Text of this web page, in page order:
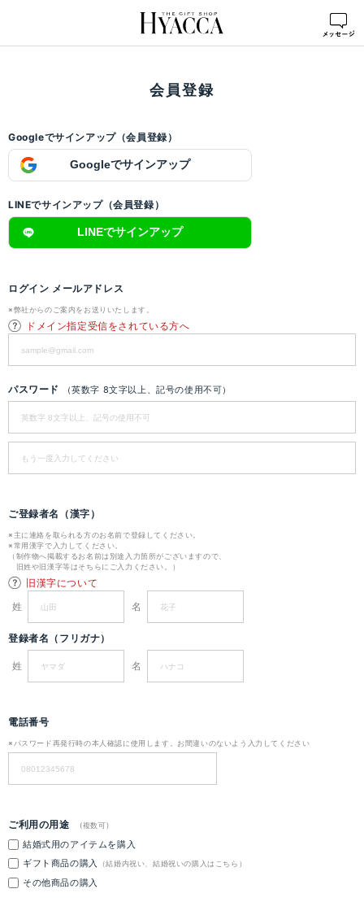
会員登録
会員登録
Googleでサインアップ（会員登録）
Googleでサインアップ
LINEでサインアップ（会員登録）
LINEでサインアップ
ログイン メールアドレス
※弊社からのご案内をお送りいたします。
ドメイン指定受信をされている方へ
パスワード （英数字 8文字以上、記号の使用不可）
ご登録者名（漢字）
※主に連絡を取られる方のお名前で登録してください。
※常用漢字で入力してください。
（制作物へ掲載するお名前は別途入力箇所がございますので、
旧姓や旧漢字等はそちらにご入力ください。）
旧漢字について
姓
名
登録者名（フリガナ）
姓 名
電話番号
※パスワード再発行時の本人確認に使用します。お間違いのないよう入力してください
ご利用の用途 (複数可)
結婚式用のアイテムを購入
ギフト商品の購入
（結婚内祝い、結婚祝いの購入はこちら）
その他商品の購入